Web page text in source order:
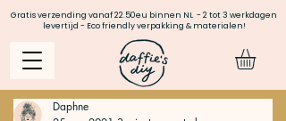
Gratis verzending vanaf 22.50eu binnen NL - 2 tot 3 werkdagen
levertijd - Eco friendly verpakking & materialen!
Daphne